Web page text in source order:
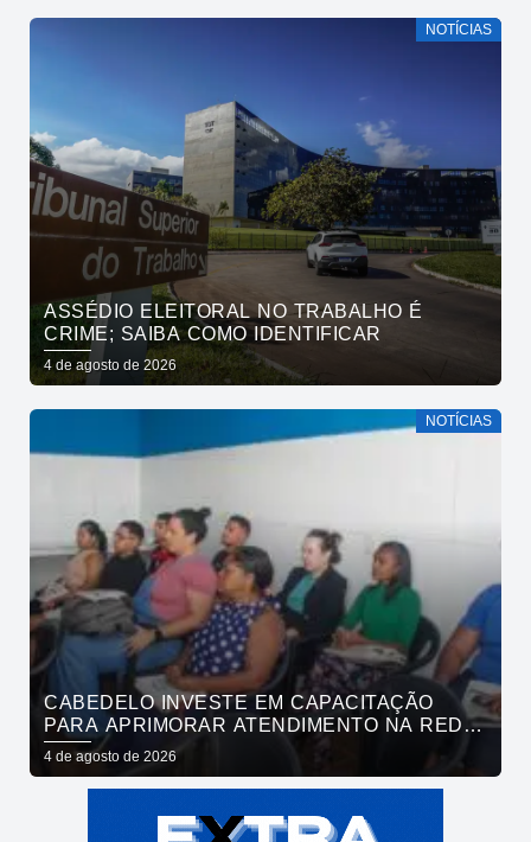
NOTÍCIAS
ASSÉDIO ELEITORAL NO TRABALHO É
CRIME; SAIBA COMO IDENTIFICAR
4 de agosto de 2026
NOTÍCIAS
CABEDELO INVESTE EM CAPACITAÇÃO
PARA APRIMORAR ATENDIMENTO NA REDE
DE BARES E RESTAURANTES
4 de agosto de 2026